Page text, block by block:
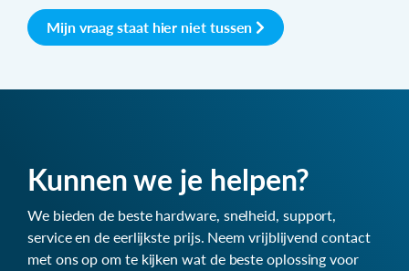
Mijn vraag staat hier niet tussen
Kunnen we je helpen?
We bieden de beste hardware, snelheid, support,
service en de eerlijkste prijs. Neem vrijblijvend contact
met ons op om te kijken wat de beste oplossing voor